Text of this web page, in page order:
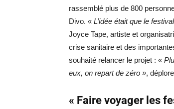
rassemblé plus de 800
Divo. « L’idée était que le
Joyce Tape, artiste et
crise sanitaire et des
souhaité relancer le projet : «
eux, on repart de zéro »,
« Faire voyager les